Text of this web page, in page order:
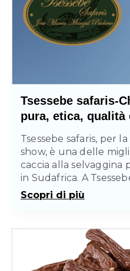
Tsessebe safaris-
pura, etica, qualità
Tsessebe safaris, per
show, è una delle
caccia alla selvaggina
in Sudafrica. A
Scopri di più